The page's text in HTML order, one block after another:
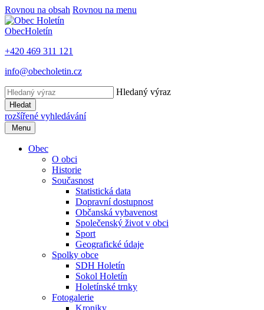
Rovnou na obsah Rovnou na menu
ObecHoletín
+420 469 311 121
info@obecholetin.cz
Hledaný výraz
Hledat
rozšířené vyhledávání
Menu
Obec
O obci
Historie
Současnost
Statistická data
Dopravní dostupnost
Občanská vybavenost
Společenský život v obci
Sport
Geografické údaje
Spolky obce
SDH Holetín
Sokol Holetín
Holetínské trnky
Fotogalerie
Kroniky